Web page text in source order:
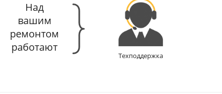
Над
вашим
ремонтом
работают
Техподдержка